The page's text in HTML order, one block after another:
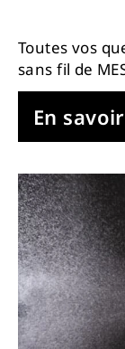
Toutes vos
sans fil de
En